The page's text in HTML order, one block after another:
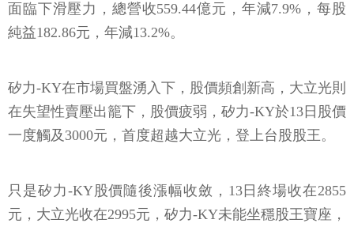
面臨下滑壓力，總營收559.44億元，年減7.9%，每股
純益182.86元，年減13.2%。
矽力-KY在市場買盤湧入下，股價頻創新高，大立光則
在失望性賣壓出籠下，股價疲弱，矽力-KY於13日股價
一度觸及3000元，首度超越大立光，登上台股股王。
只是矽力-KY股價隨後漲幅收斂，13日終場收在2855
元，大立光收在2995元，矽力-KY未能坐穩股王寶座，